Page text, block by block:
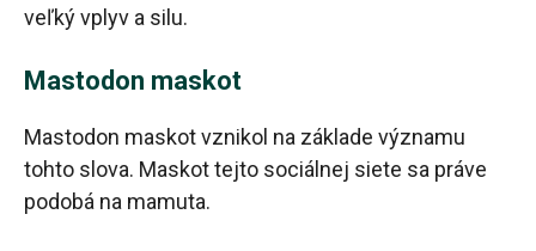
veľký vplyv a silu.
Mastodon maskot
Mastodon maskot vznikol na základe významu
tohto slova. Maskot tejto sociálnej siete sa práve
podobá na mamuta.